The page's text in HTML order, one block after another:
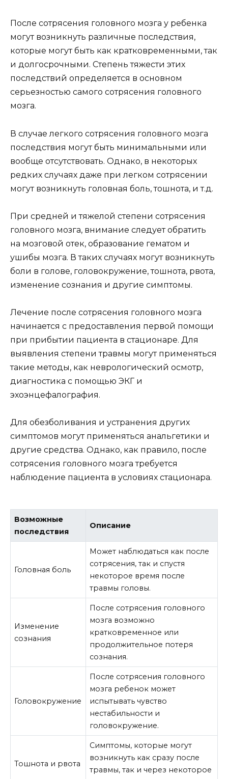
После сотрясения головного мозга у ребенка
могут возникнуть различные последствия,
которые могут быть как кратковременными, так
и долгосрочными. Степень тяжести этих
последствий определяется в основном
серьезностью самого сотрясения головного
мозга.
В случае легкого сотрясения головного мозга
последствия могут быть минимальными или
вообще отсутствовать. Однако, в некоторых
редких случаях даже при легком сотрясении
могут возникнуть головная боль, тошнота, и т.д.
При средней и тяжелой степени сотрясения
головного мозга, внимание следует обратить
на мозговой отек, образование гематом и
ушибы мозга. В таких случаях могут возникнуть
боли в голове, головокружение, тошнота, рвота,
изменение сознания и другие симптомы.
Лечение после сотрясения головного мозга
начинается с предоставления первой помощи
при прибытии пациента в стационаре. Для
выявления степени травмы могут применяться
такие методы, как неврологический осмотр,
диагностика с помощью ЭКГ и
эхоэнцефалография.
Для обезболивания и устранения других
симптомов могут применяться анальгетики и
другие средства. Однако, как правило, после
сотрясения головного мозга требуется
наблюдение пациента в условиях стационара.
Возможные
последствия
Описание
Головная боль
Может наблюдаться как после
сотрясения, так и спустя
некоторое время после
травмы головы.
Изменение
сознания
После сотрясения головного
мозга возможно
кратковременное или
продолжительное потеря
сознания.
Головокружение
После сотрясения головного
мозга ребенок может
испытывать чувство
нестабильности и
головокружение.
Тошнота и рвота
Симптомы, которые могут
возникнуть как сразу после
травмы, так и через некоторое